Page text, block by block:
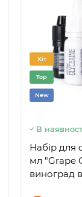
Хіт
Top
New
В
Набір для
мл "Grape
виноград